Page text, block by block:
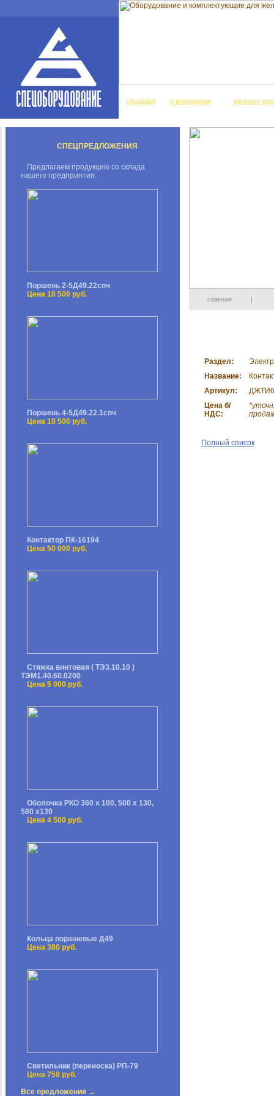
главная о компании ремонт
СПЕЦПРЕДЛОЖЕНИЯ
Предлагаем продукцию со склада
нашего предприятия:
Поршень 2-5Д49.22спч
Цена 18 500 руб.
Поршень 4-5Д49.22.1спч
Цена 18 500 руб.
Контактор ПК-16194
Цена 50 000 руб.
Стяжка винтовая ( ТЭ3.10.10 )
ТЭМ1.40.60.0200
Цена 5 000 руб.
Оболочка РКО 360 х 100, 500 х 130,
580 х130
Цена 4 500 руб.
Кольца поршневые Д49
Цена 380 руб.
Светильник (переноска) РП-79
Цена 750 руб.
Все предложения →
главная |
Раздел:
Название:
Артикул:
Цена б/
НДС:
Полный список